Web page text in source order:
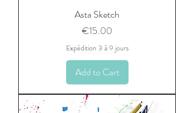
Asta Sketch
Price
€15.00
Expédition 3 à 9 jours
Add to Cart